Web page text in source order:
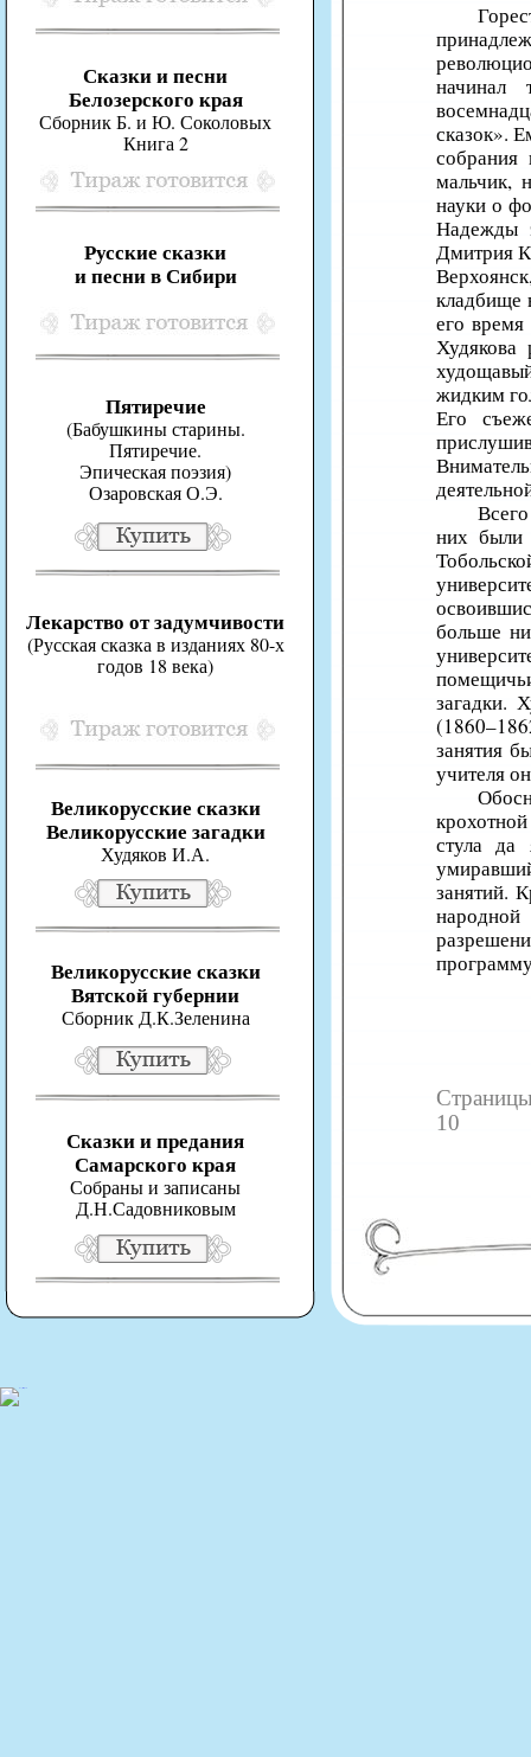
Сказки и песни
Белозерского края
Сборник Б. и Ю. Соколовых
Книга 2
Русские сказки
и песни в Сибири
Пятиречие
(Бабушкины старины.
Пятиречие.
Эпическая поэзия)
Озаровская О.Э.
Лекарство от задумчивости
(Русская сказка в изданиях 80-х
годов 18 века)
Великорусские сказки
Великорусские загадки
Худяков И.А.
Великорусские сказки
Вятской губернии
Сборник Д.К.Зеленина
Сказки и предания
Самарского края
Собраны и записаны
Д.Н.Садовниковым
начинал
сказок».
собрания
мальчик,
науки о
Надежды
Дмитрия
кладбище
его
жидким
Его
них были
больше
загадки.
занятия
учителя
стула да
занятий.
народной
10